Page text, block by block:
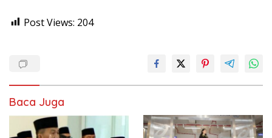
Post Views: 204
Baca Juga